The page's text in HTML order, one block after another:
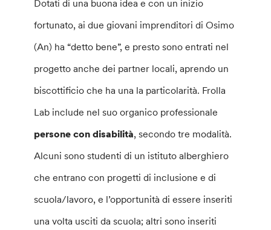
Dotati di una buona idea e con un inizio
fortunato, ai due giovani imprenditori di Osimo
(An) ha “detto bene”, e presto sono entrati nel
progetto anche dei partner locali, aprendo un
biscottificio che ha una la particolarità. Frolla
Lab include nel suo organico professionale
persone con disabilità, secondo tre modalità.
Alcuni sono studenti di un istituto alberghiero
che entrano con progetti di inclusione e di
scuola/lavoro, e l’opportunità di essere inseriti
una volta usciti da scuola; altri sono inseriti